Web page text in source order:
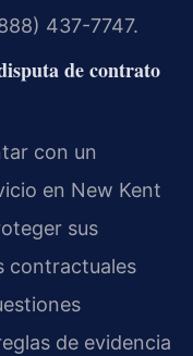
437-7747.
de contrato
con un
en New Kent
sus
contractuales
de evidencia